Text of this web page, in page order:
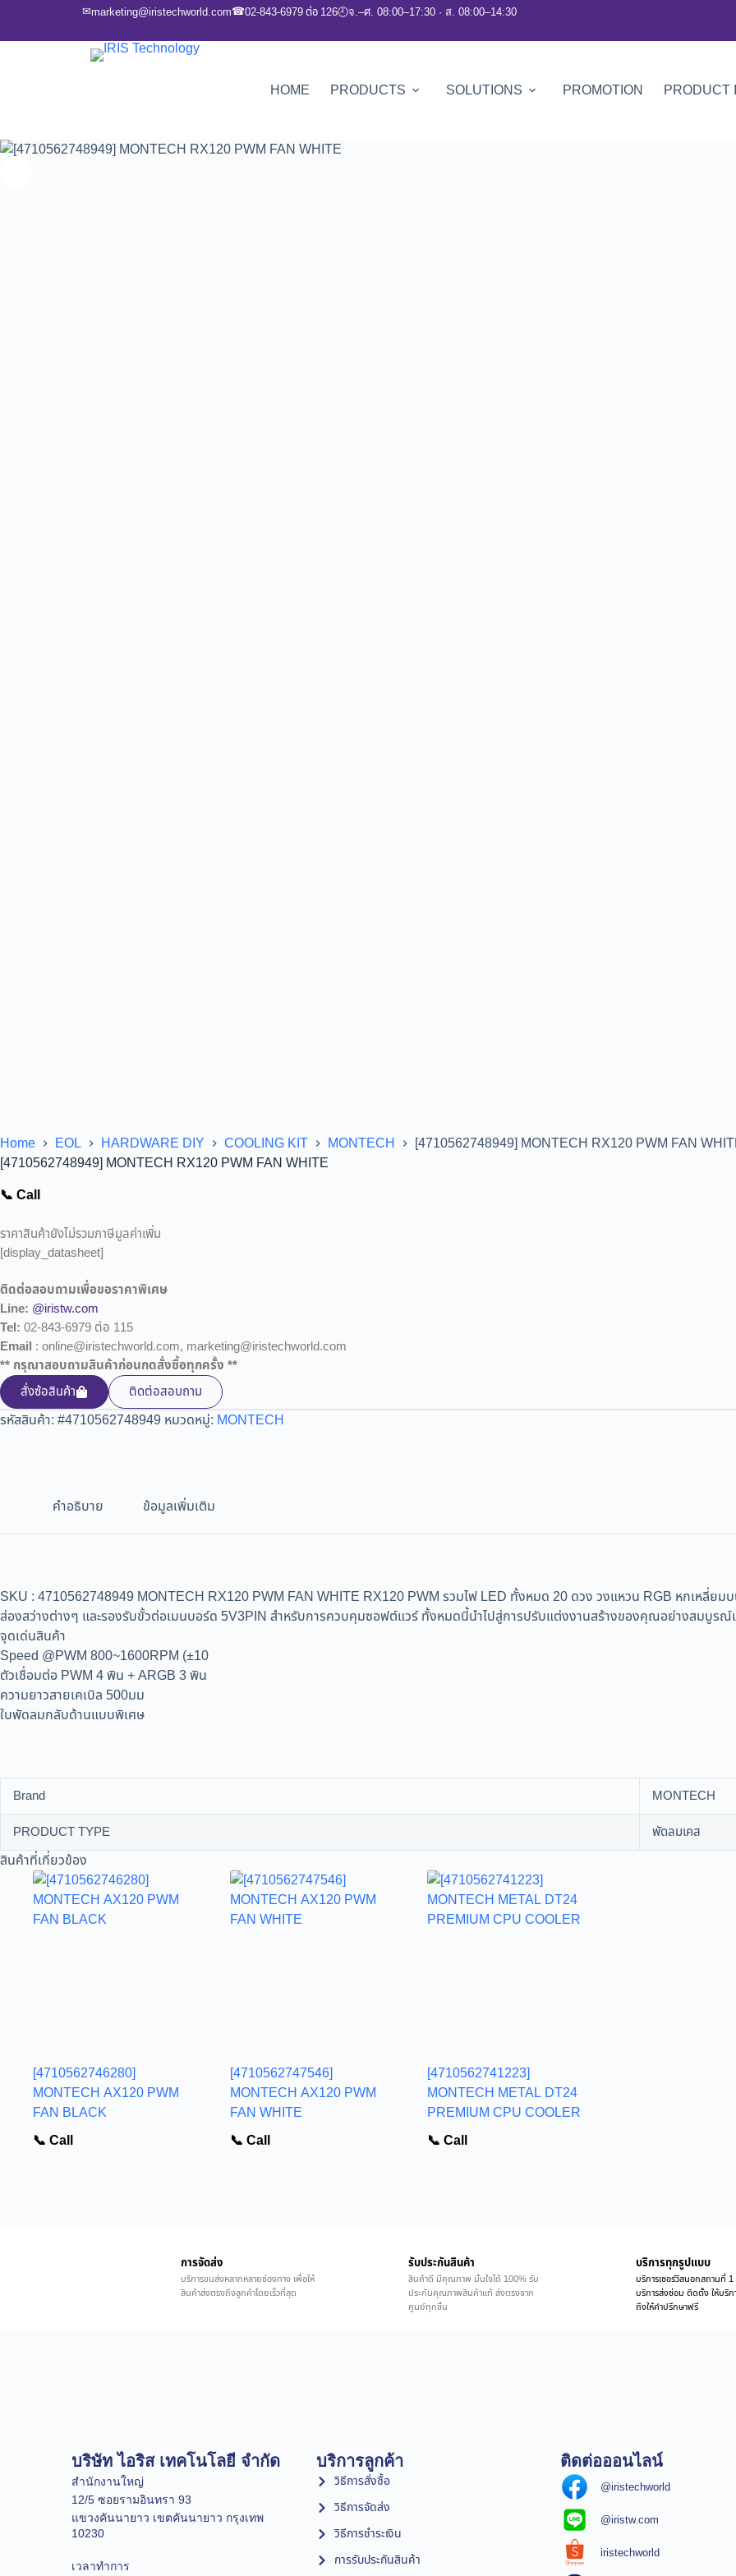
✉marketing@iristechworld.com☎02-843-6979 ต่อ 126🕘จ.–ศ. 08:00–17:30 · ส. 08:00–14:30
HOME PRODUCTS SOLUTIONS PROMOTION PRODUCT
Home EOL HARDWARE DIY COOLING KIT MONTECH
[4710562748949] MONTECH RX120 PWM FAN
[4710562748949] MONTECH RX120 PWM FAN WHITE
📞 Call
ราคาสินค้ายังไม่รวมภาษีมูลค่าเพิ่ม
[display_datasheet]
ติดต่อสอบถามเพื่อขอราคาพิเศษ
Line: @iristw.com
Tel: 02-843-6979 ต่อ 115
Email : online@iristechworld.com, marketing@iristechworld.com
** กรุณาสอบถามสินค้าก่อนกดสั่งซื้อทุกครั้ง **
สั่งซ้อสินค้า
ติดต่อสอบถาม
รหัสสินค้า: #4710562748949 หมวดหมู่: MONTECH
คำอธิบาย ข้อมูลเพิ่มเติม
SKU : 4710562748949 MONTECH RX120 PWM FAN WHITE RX120 PWM รวมไฟ LED ทั้งหมด 20 ดวง วงแหวน RGB หกเหลี่ย
ส่องสว่างต่างๆ และรองรับขั้วต่อเมนบอร์ด 5V3PIN สำหรับการควบคุมซอฟต์แวร์ ทั้งหมดนี้นำไปสู่การปรับแต่งงานสร้างของคุณอย่างสมบูรณ์
จุดเด่นสินค้า
Speed @PWM 800~1600RPM (±10
ตัวเชื่อมต่อ PWM 4 พิน + ARGB 3 พิน
ความยาวสายเคเบิล 500มม
ใบพัดลมกลับด้านแบบพิเศษ
Brand
MONTECH
PRODUCT TYPE
พัดลมเคส
สินค้าที่เกี่ยวข้อง
[4710562746280]
MONTECH AX120 PWM
FAN BLACK
📞 Call
[4710562747546]
MONTECH AX120 PWM
FAN WHITE
📞 Call
[4710562741223]
MONTECH METAL DT24
PREMIUM CPU COOLER
📞 Call
การจัดส่ง
บริการขนส่งหลากหลายช่องทาง เพื่อให้
สินค้าส่งตรงถึงลูกค้าโดยเร็วที่สุด
รับประกันสินค้า
สินค้าดี มีคุณภาพ มั่นใจได้ 100% รับ
ประกันคุณภาพสินค้าแท้ ส่งตรงจาก
ศูนย์ทุกชิ้น
บริการทุกรูปแบบ
บริการเซอร์วิสนอกสถานที่
บริการส่งซ่อม ติดตั้ง ให้บริก
ถึงให้คำปรึกษาฟรี
บริษัท ไอริส เทคโนโลยี จำกัด
สำนักงานใหญ่
12/5 ซอยรามอินทรา 93
แขวงคันนายาว เขตคันนายาว กรุงเทพ
10230
เวลาทำการ
บริการลูกค้า
วิธีการสั่งซื้อ
วิธีการจัดส่ง
วิธีการชำระเงิน
การรับประกันสินค้า
ติดต่อออนไลน์
@iristechworld
@iristw.com
iristechworld